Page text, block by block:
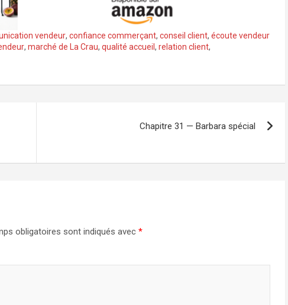
vendeur, confiance commerçant, conseil client, écoute vendeur
, marché de La Crau, qualité accueil , relation client,
Chapitre 31 — Barbara spécial
obligatoires sont indiqués avec *